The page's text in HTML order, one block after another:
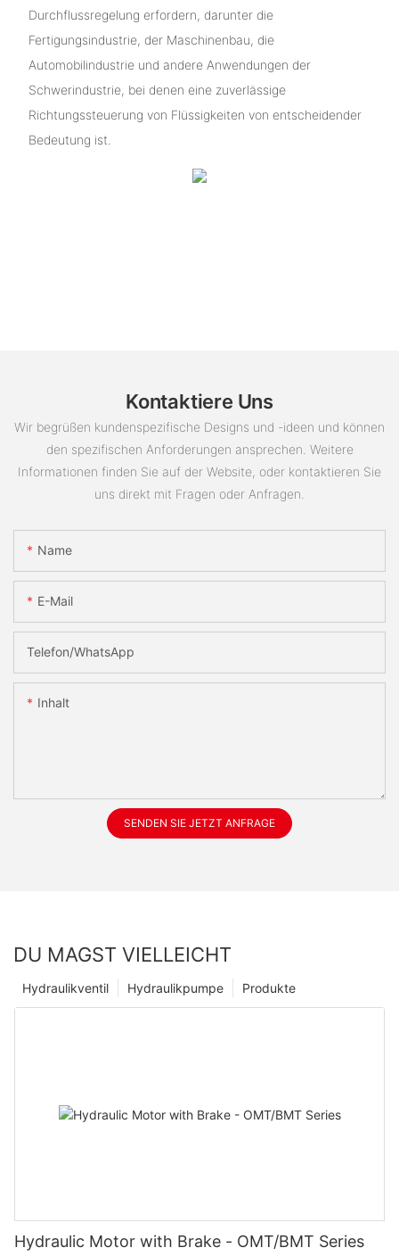
Durchflussregelung erfordern, darunter die
Fertigungsindustrie, der Maschinenbau, die
Automobilindustrie und andere Anwendungen der
Schwerindustrie, bei denen eine zuverlässige
Richtungssteuerung von Flüssigkeiten von entscheidender
Bedeutung ist.
Kontaktiere Uns
Wir begrüßen kundenspezifische Designs und -ideen und können
den spezifischen Anforderungen ansprechen. Weitere
Informationen finden Sie auf der Website, oder kontaktieren Sie
uns direkt mit Fragen oder Anfragen.
Name
E-Mail
Telefon/WhatsApp
Inhalt
SENDEN SIE JETZT ANFRAGE
DU MAGST VIELLEICHT
Produkte
Hydraulikpumpe
Hydraulikventil
Hydraulic Motor with Brake - OMT/BMT Series